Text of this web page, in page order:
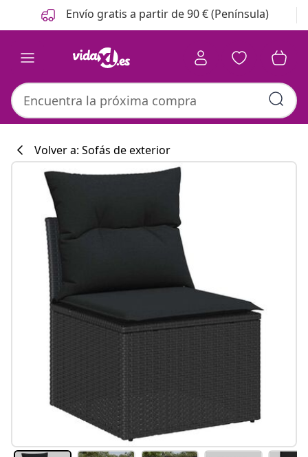
Anterior
Siguiente Envío gratis a partir de 90 € (Península)
Volver a: Sofás de exterior